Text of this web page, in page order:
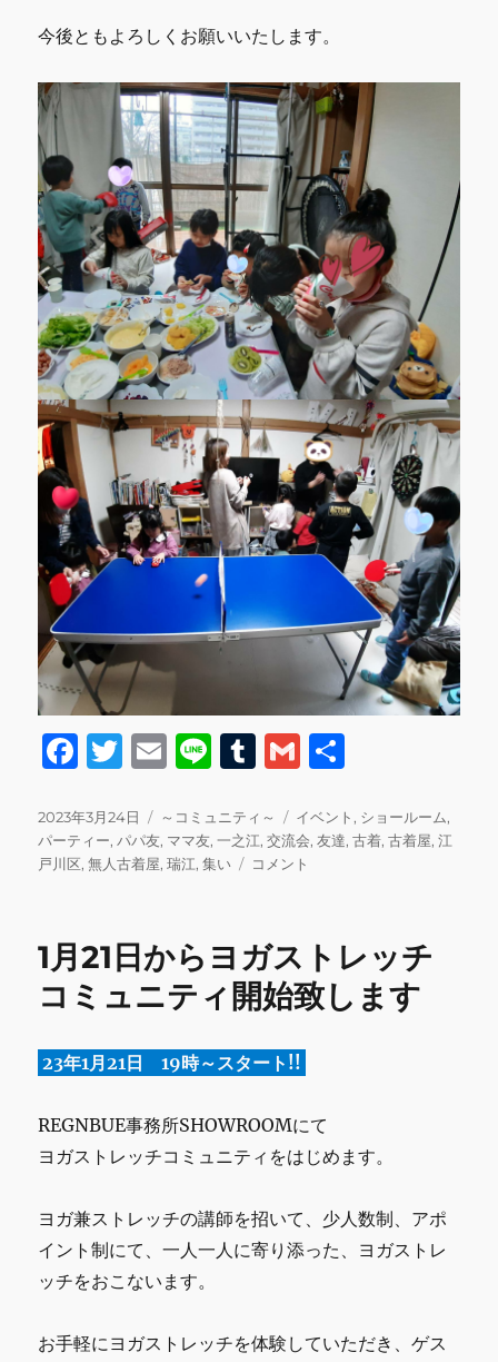
今後ともよろしくお願いいたします。
F
c
e
o
k
T
it
te
E
ai
l
Li
e
T
m
bl
G
ai
l
投
稿
日:
2023年3月24日
カ
テ
ゴ
～コミュニティ～
タ
グ
イベント , ショールーム,
パーティー, パパ友, ママ友,一之江,交流会,友達,古着,古着屋,江
戸川区,無人古着屋,瑞江,集い
交
り
が
と
ご
ざ
ま
た。
コメント
1月21日からヨガストレッチ
コミュニティ開始致します
23年1月21日 19時～スタート!!
REGNBUE事務所SHOWROOMにて
ヨガストレッチコミュニティをはじめます。
ヨガ兼ストレッチの講師を招いて、少人数制、アポ
イント制にて、一人一人に寄り添った、ヨガストレ
ッチをおこないます。
お手軽にヨガストレッチを体験していただき、ゲス